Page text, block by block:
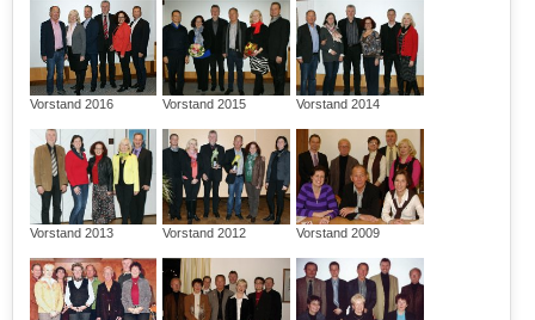
Vorstand 2016 Vorstand 2015 Vorstand 2014
Vorstand 2013 Vorstand 2012 Vorstand 2009